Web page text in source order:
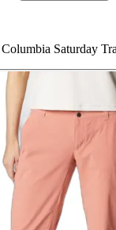
Columbia Saturday